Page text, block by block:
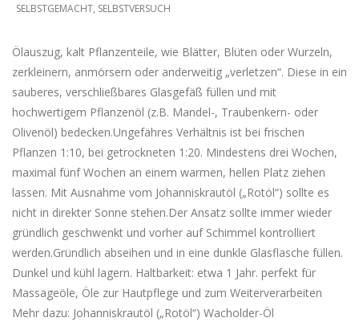
SELBSTGEMACHT, SELBSTVERSUCH
Ölauszug, kalt Pflanzenteile, wie Blätter, Blüten oder Wurzeln,
zerkleinern, anmörsern oder anderweitig „verletzen“. Diese in ein
sauberes, verschließbares Glasgefäß füllen und mit
hochwertigem Pflanzenöl (z.B. Mandel-, Traubenkern- oder
Olivenöl) bedecken.Ungefähres Verhältnis ist bei frischen
Pflanzen 1:10, bei getrockneten 1:20. Mindestens drei Wochen,
maximal fünf Wochen an einem warmen, hellen Platz ziehen
lassen. Mit Ausnahme vom Johanniskrautöl („Rotöl“) sollte es
nicht in direkter Sonne stehen.Der Ansatz sollte immer wieder
gründlich geschwenkt und vorher auf Schimmel kontrolliert
werden.Gründlich abseihen und in eine dunkle Glasflasche füllen.
Dunkel und kühl lagern. Haltbarkeit: etwa 1 Jahr. perfekt für
Massageöle, Öle zur Hautpflege und zum Weiterverarbeiten
Mehr dazu: Johanniskrautöl („Rotöl“) Wacholder-Öl